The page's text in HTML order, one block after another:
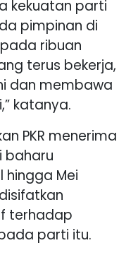
kekuatan parti
pimpinan di
ribuan
terus bekerja,
dan membawa
katanya.
PKR menerima
baharu
Mei
terhadap
parti itu.